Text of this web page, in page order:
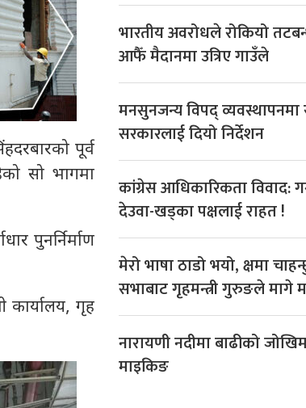
पूर्व
सो भागमा
पुनर्निर्माण
कार्यालय, गृह
भारतीय अवरोधले रोकियो
आफैँ मैदानमा उत्रिए गाउँले
मनसुनजन्य विपद् व्यवस्थापनमा
सरकारलाई दियो निर्देशन
कांग्रेस आधिकारिकता विवाद:
देउवा-खड्का पक्षलाई राहत !
मेरो भाषा ठाडो भयो, क्षमा
सभाबाट गृहमन्त्री गुरुङले मागे
नारायणी नदीमा बाढीको
माइकिङ